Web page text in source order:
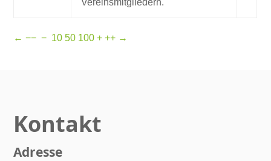
← −− − 10 50 100 + ++ →
Kontakt
Adresse